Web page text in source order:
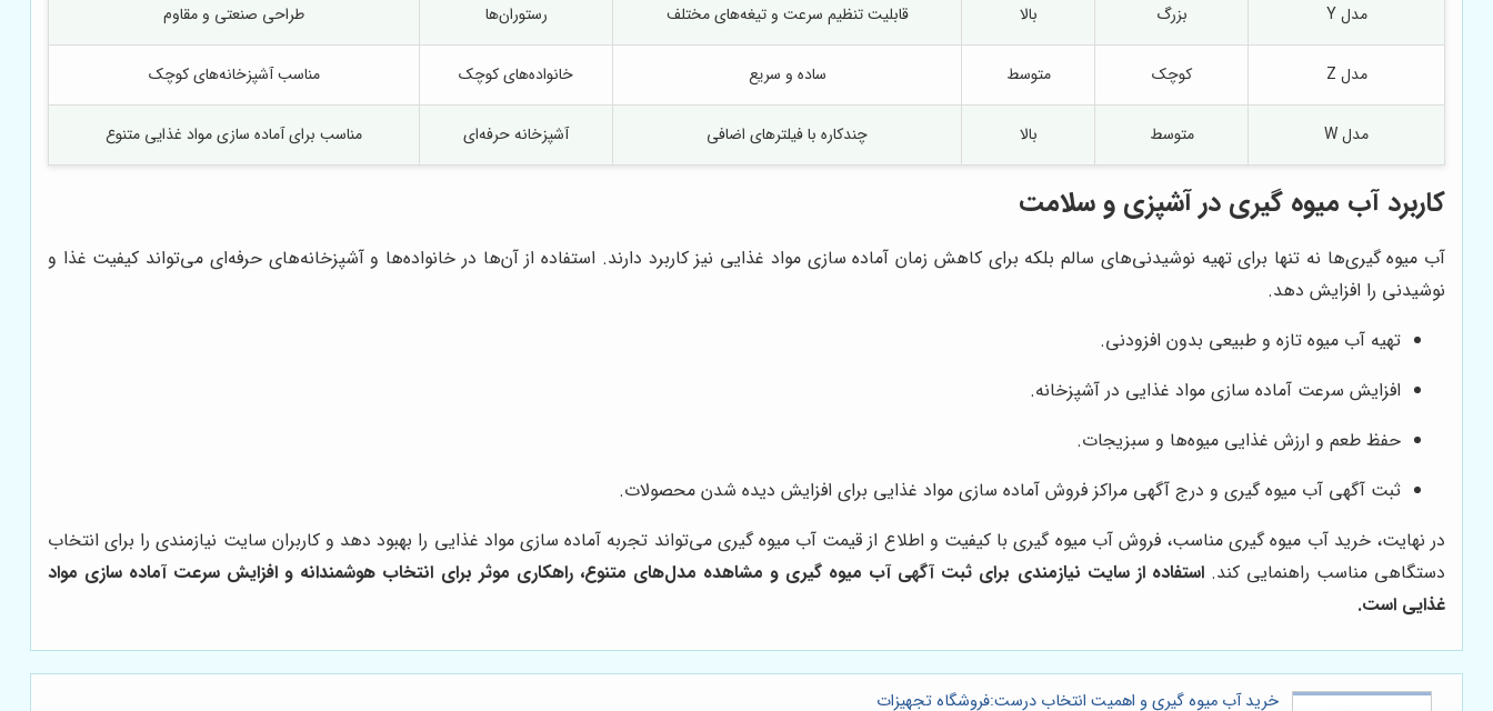
مدل Y بزرگ بالا قابلیت تنظیم سرعت و تیغه‌های مختلف رستوران‌ها طراحی صنعتی و مقاوم
مدل Z کوچک متوسط ساده و سریع خانواده‌های کوچک مناسب آشپزخانه‌های کوچک
مدل W متوسط بالا چندکاره با فیلترهای اضافی آشپزخانه حرفه‌ای مناسب برای آماده سازی مواد غذایی متنوع
کاربرد آب میوه گیری در آشپزی و سلامت
آب میوه گیری‌ها نه تنها برای تهیه نوشیدنی‌های سالم بلکه برای کاهش زمان آماده سازی مواد غذایی نیز کاربرد دارند. استفاده از آن‌ها در خانواده‌ها و آشپزخانه‌های حرفه‌ای می‌تواند کیفیت غذا و
نوشیدنی را افزایش دهد.
تهیه آب میوه تازه و طبیعی بدون افزودنی.
افزایش سرعت آماده سازی مواد غذایی در آشپزخانه.
حفظ طعم و ارزش غذایی میوه‌ها و سبزیجات.
ثبت آگهی آب میوه گیری و درج آگهی مراکز فروش آماده سازی مواد غذایی برای افزایش دیده شدن محصولات.
در نهایت، خرید آب میوه گیری مناسب، فروش آب میوه گیری با کیفیت و اطلاع از قیمت آب میوه گیری می‌تواند تجربه آماده سازی مواد غذایی را بهبود دهد و کاربران سایت نیازمندی را برای انتخاب
دستگاهی مناسب راهنمایی کند.استفاده از سایت نیازمندی برای ثبت آگهی آب میوه گیری و مشاهده مدل‌های متنوع، راهکاری موثر برای انتخاب هوشمندانه و افزایش سرعت آماده سازی مواد
غذایی است.
خرید آب میوه گیری و اهمیت انتخاب درست:فروشگاه تجهیزات